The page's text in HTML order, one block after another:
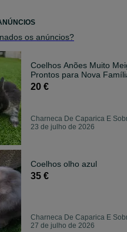
os anúncios?
Coelhos Anões Muito
Prontos para Nova
20 €
Charneca De Caparica E
23 de julho de 2026
Coelhos olho azul
35 €
Charneca De Caparica E
27 de julho de 2026